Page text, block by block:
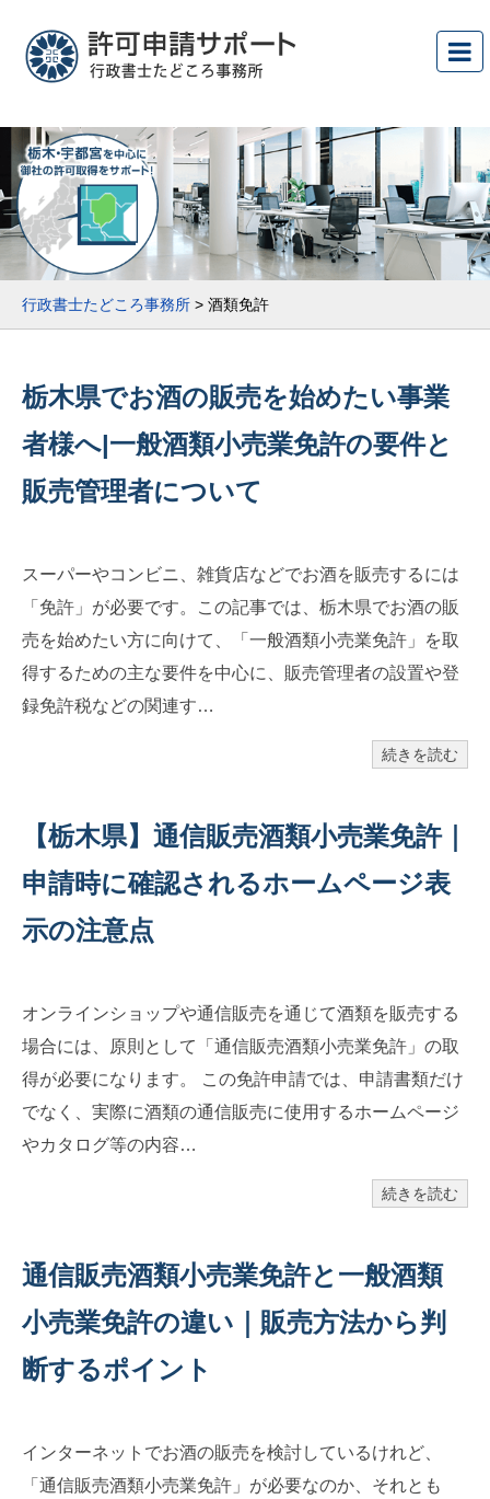
行政書士たどころ事務所 > 酒類免許
栃木県でお酒の販売を始めたい事業
者様へ|一般酒類小売業免許の要件と
販売管理者について
スーパーやコンビニ、雑貨店などでお酒を販売するには
「免許」が必要です。この記事では、栃木県でお酒の販
売を始めたい方に向けて、「一般酒類小売業免許」を取
得するための主な要件を中心に、販売管理者の設置や登
録免許税などの関連す…
続きを読む
【栃木県】通信販売酒類小売業免許｜
申請時に確認されるホームページ表
示の注意点
オンラインショップや通信販売を通じて酒類を販売する
場合には、原則として「通信販売酒類小売業免許」の取
得が必要になります。 この免許申請では、申請書類だけ
でなく、実際に酒類の通信販売に使用するホームページ
やカタログ等の内容…
続きを読む
通信販売酒類小売業免許と一般酒類
小売業免許の違い｜販売方法から判
断するポイント
インターネットでお酒の販売を検討しているけれど、
「通信販売酒類小売業免許」が必要なのか、それとも